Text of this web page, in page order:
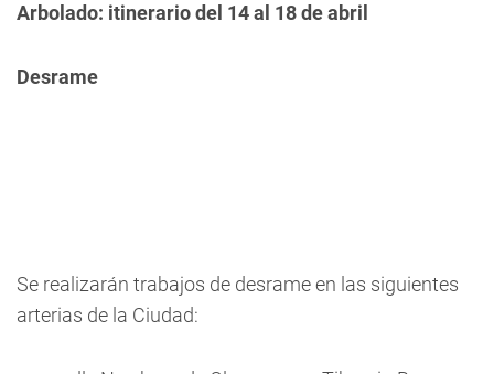
Arbolado: itinerario del 14 al 18 de abril
Desrame
Se realizarán trabajos de desrame en las siguientes
arterias de la Ciudad: